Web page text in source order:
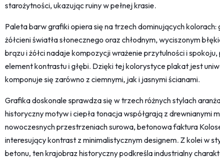
starożytności, ukazując ruiny w pełnej krasie.
Paleta barw grafiki opiera się na trzech dominujących kolorach:
żółcieni światła słonecznego oraz chłodnym, wyciszonym
brązu i żółci nadaje kompozycji wrażenie przytulności i
element kontrastu i głębi. Dzięki tej kolorystyce plakat jest
komponuje się zarówno z ciemnymi, jak i jasnymi ścianami.
Grafika doskonale sprawdza się w trzech różnych stylach
historyczny motyw i ciepła tonacja współgrają z drewnianymi
nowoczesnych przestrzeniach surowa, betonowa faktura
interesujący kontrast z minimalistycznym designem. Z kolei w
betonu, ten krajobraz historyczny podkreśla industrialny